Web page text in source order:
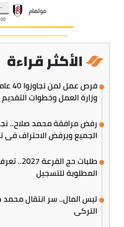
الأكثر قراءة
فرص
وزارة العمل وخطوات التقديم
رفض مرافقة محمد صلاح..
الجميع ويرفض الاحتراف في
طلبات حج
المطلوبة للتسجيل
ليس المال.. سر انتقال محمد
التركي